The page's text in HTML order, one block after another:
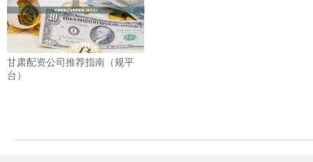
甘肃配资公司推荐指南（规平
台）